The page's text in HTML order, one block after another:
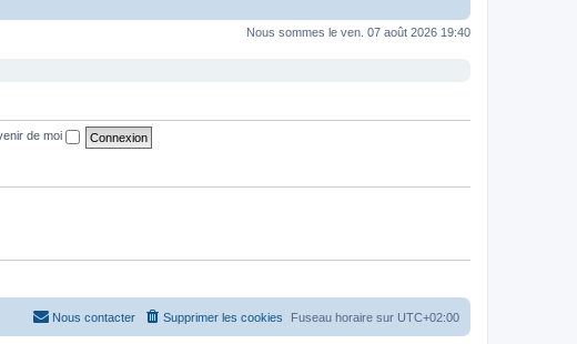
Nous sommes le ven. 07 août 2026 19:40
de moi
Fuseau horaire sur UTC+02:00
Supprimer les cookies
Nous contacter